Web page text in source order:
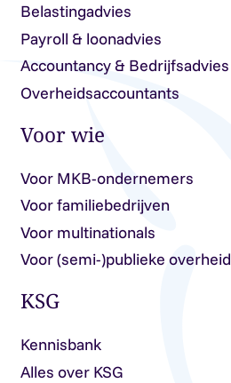
Belastingadvies
Payroll & loonadvies
Accountancy & Bedrijfsadvies
Overheidsaccountants
Voor wie
Voor MKB-ondernemers
Voor familiebedrijven
Voor multinationals
Voor (semi-)publieke overheid
KSG
Kennisbank
Alles over KSG